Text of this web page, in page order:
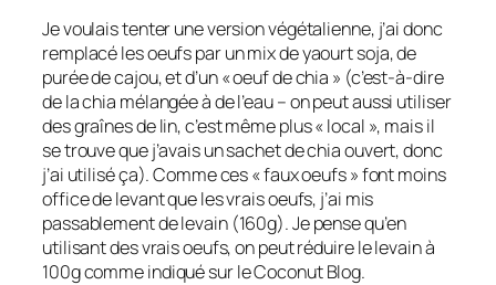
Je voulais tenter une version végétalienne, j’ai donc
remplacé les oeufs par un mix de yaourt soja, de
purée de cajou, et d’un « oeuf de chia » (c’est-à-dire
de la chia mélangée à de l’eau – on peut aussi utiliser
des graînes de lin, c’est même plus « local », mais il
se trouve que j’avais un sachet de chia ouvert, donc
j’ai utilisé ça). Comme ces « faux oeufs » font moins
office de levant que les vrais oeufs, j’ai mis
passablement de levain (160g). Je pense qu’en
utilisant des vrais oeufs, on peut réduire le levain à
100g comme indiqué sur le Coconut Blog.